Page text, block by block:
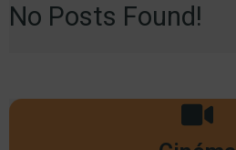
No Posts Found!